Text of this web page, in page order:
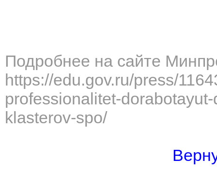
Подробнее на сайте
https://edu.gov.ru/press/
professionalitet-
klasterov-spo/